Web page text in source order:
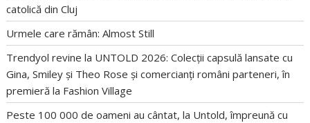
catolică din Cluj
Urmele care rămân: Almost Still
Trendyol revine la UNTOLD 2026: Colecții capsulă lansate cu
Gina, Smiley și Theo Rose și comercianți români parteneri, în
premieră la Fashion Village
Peste 100 000 de oameni au cântat, la Untold, împreună cu